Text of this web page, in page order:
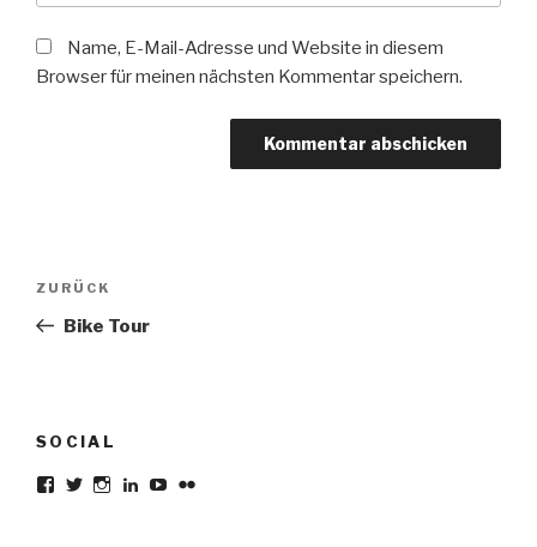
Name, E-Mail-Adresse und Website in diesem
Browser für meinen nächsten Kommentar speichern.
Beitragsnavigation
Vorheriger
Beitrag
ZURÜCK
Bike Tour
SOCIAL
ProfilProfilProfilProfilProfilProfil